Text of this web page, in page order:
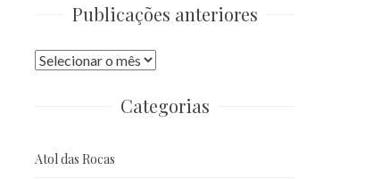
Publicações anteriores
Publicações
Categorias
Atol das Rocas